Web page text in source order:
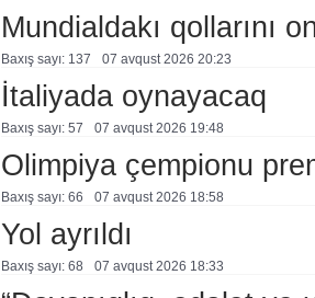
Mundialdakı qollarını
Baxış sayı: 137 07 avqust 2026 20:23
İtaliyada oynayacaq
Baxış sayı: 57 07 avqust 2026 19:48
Olimpiya çempionu
Baxış sayı: 66 07 avqust 2026 18:58
Yol ayrıldı
Baxış sayı: 68 07 avqust 2026 18:33